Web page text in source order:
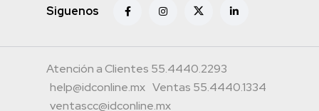
Siguenos
Atención a Clientes 55.4440.2293
help@idconline.mx Ventas 55.4440.1334
ventascc@idconline.mx